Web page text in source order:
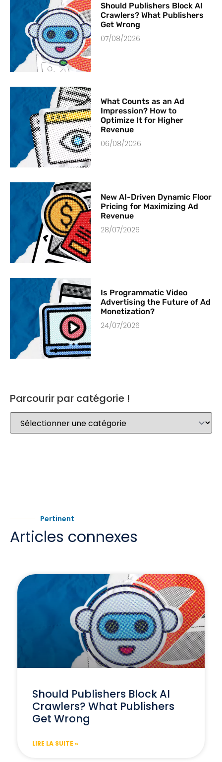
Should Publishers Block AI
Crawlers? What Publishers
Get Wrong
07/08/2026
What Counts as an Ad
Impression? How to
Optimize It for Higher
Revenue
06/08/2026
New AI-Driven Dynamic Floor
Pricing for Maximizing Ad
Revenue
28/07/2026
Is Programmatic Video
Advertising the Future of Ad
Monetization?
24/07/2026
Parcourir par catégorie !
Pertinent
Articles connexes
Should Publishers Block AI
Crawlers? What Publishers
Get Wrong
LIRE LA SUITE »